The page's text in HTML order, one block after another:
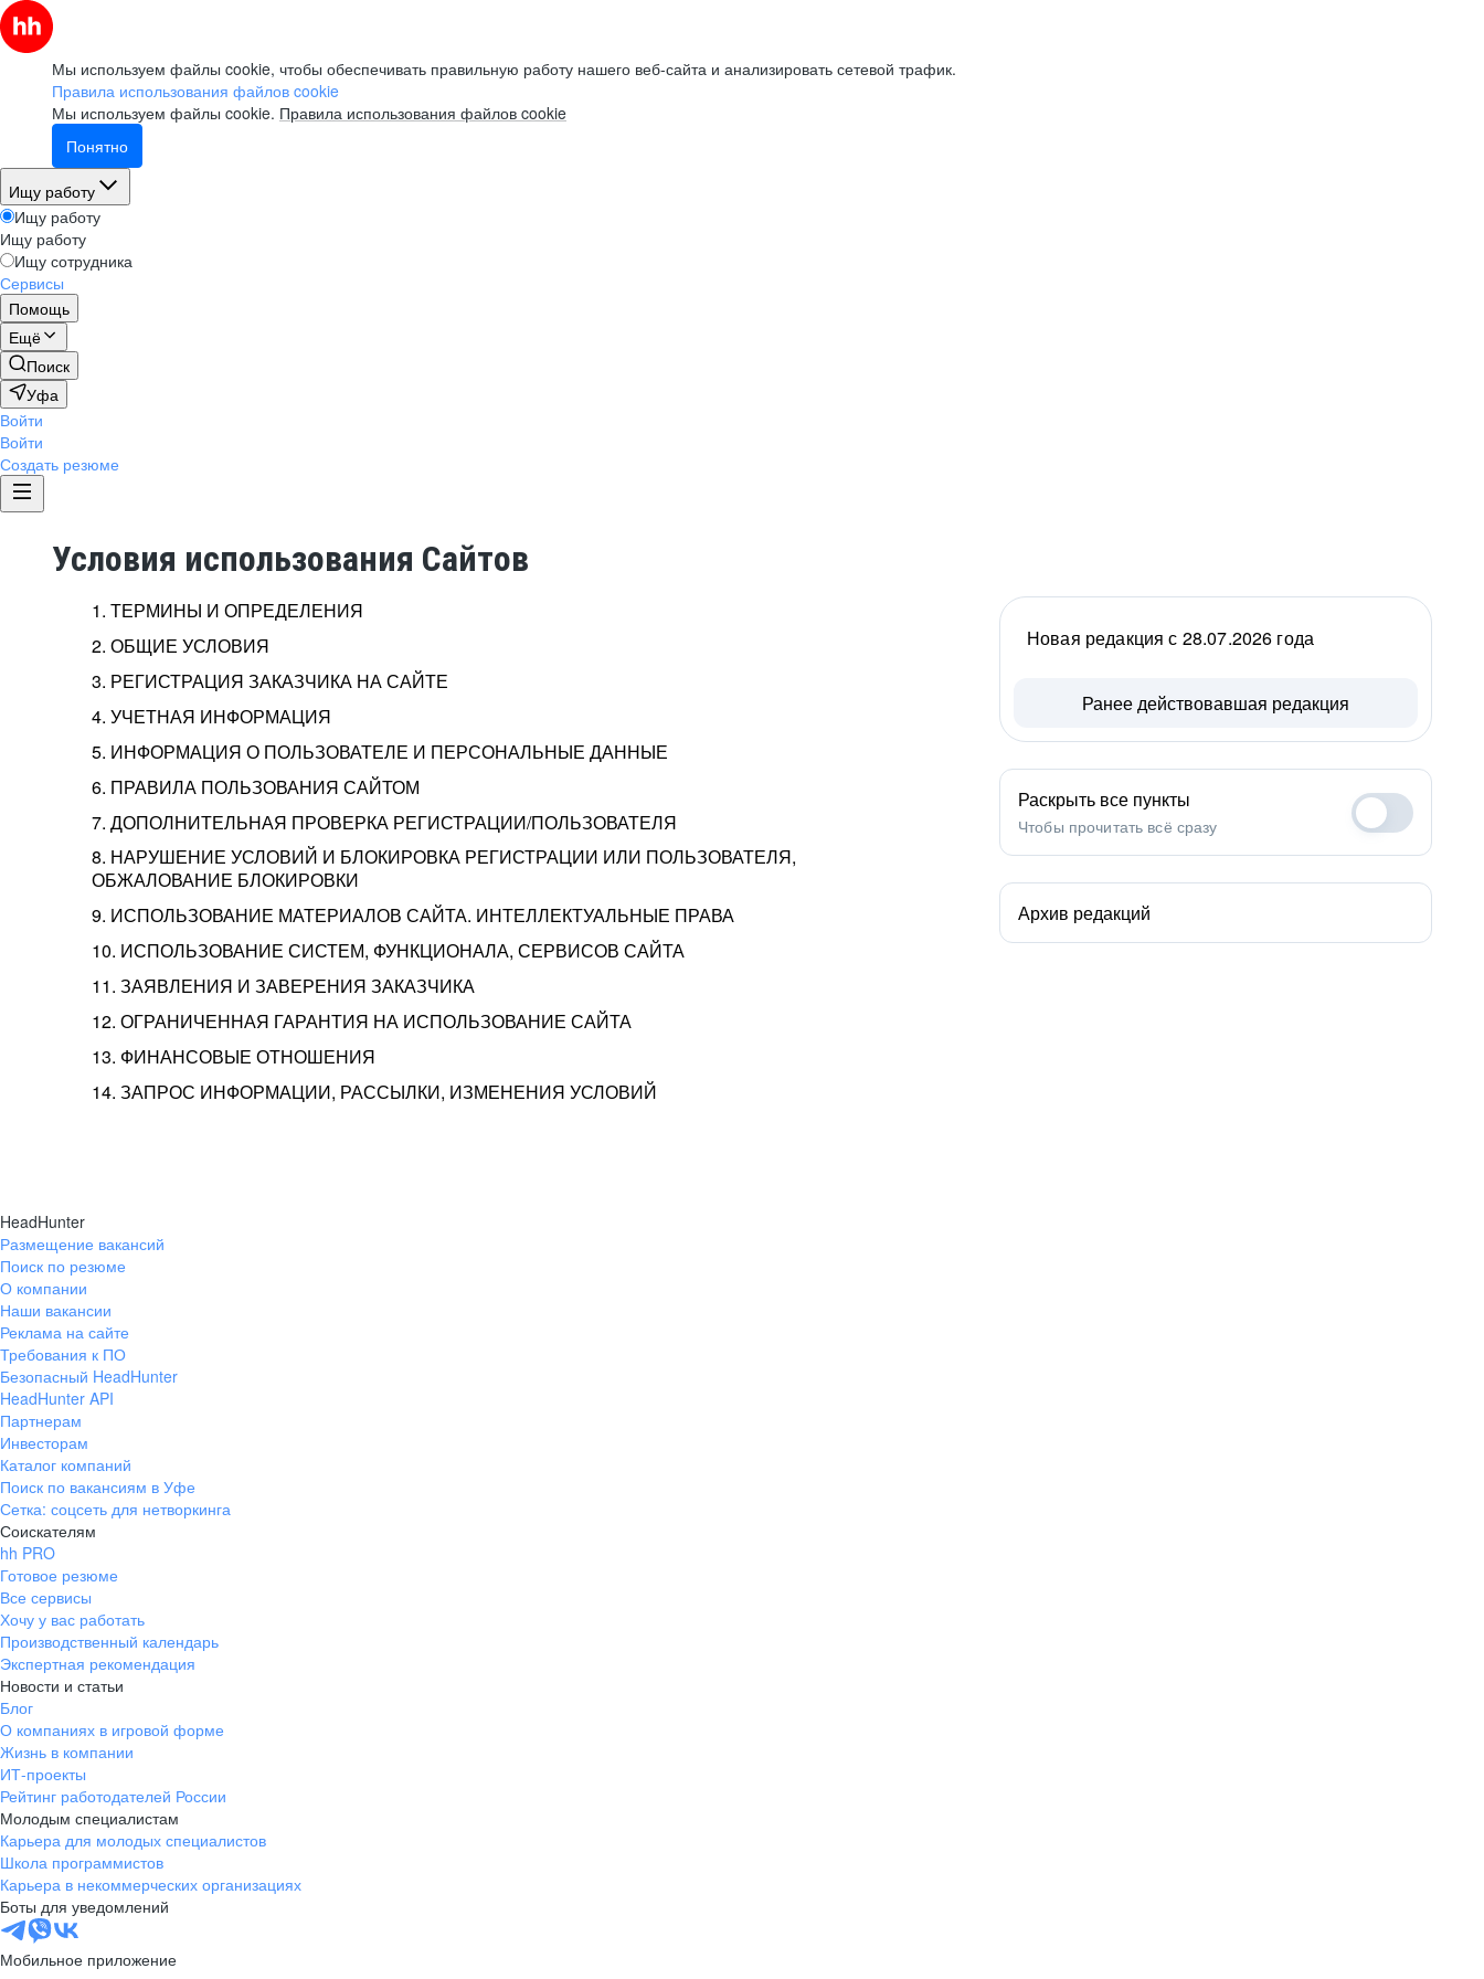
Мы используем файлы cookie, чтобы обеспечивать правильную работу нашего веб-сайта и анализировать сетевой трафик.
Правила использования файлов cookie
Мы используем файлы cookie. Правила использования файлов cookie
Понятно
Ищу работу
Ищу работу
Ищу работу
Ищу сотрудника
Сервисы
Помощь
Ещё
Поиск
Уфа
Войти
Войти
Создать резюме
Условия использования Сайтов
1. ТЕРМИНЫ И ОПРЕДЕЛЕНИЯ
2. ОБЩИЕ УСЛОВИЯ
3. РЕГИСТРАЦИЯ ЗАКАЗЧИКА НА САЙТЕ
4. УЧЕТНАЯ ИНФОРМАЦИЯ
5. ИНФОРМАЦИЯ О ПОЛЬЗОВАТЕЛЕ И ПЕРСОНАЛЬНЫЕ ДАННЫЕ
6. ПРАВИЛА ПОЛЬЗОВАНИЯ САЙТОМ
7. ДОПОЛНИТЕЛЬНАЯ ПРОВЕРКА РЕГИСТРАЦИИ/ПОЛЬЗОВАТЕЛЯ
8. НАРУШЕНИЕ УСЛОВИЙ И БЛОКИРОВКА РЕГИСТРАЦИИ ИЛИ ПОЛЬЗОВАТЕЛЯ,
ОБЖАЛОВАНИЕ БЛОКИРОВКИ
9. ИСПОЛЬЗОВАНИЕ МАТЕРИАЛОВ САЙТА. ИНТЕЛЛЕКТУАЛЬНЫЕ ПРАВА
10. ИСПОЛЬЗОВАНИЕ СИСТЕМ, ФУНКЦИОНАЛА, СЕРВИСОВ САЙТА
11. ЗАЯВЛЕНИЯ И ЗАВЕРЕНИЯ ЗАКАЗЧИКА
12. ОГРАНИЧЕННАЯ ГАРАНТИЯ НА ИСПОЛЬЗОВАНИЕ САЙТА
13. ФИНАНСОВЫЕ ОТНОШЕНИЯ
14. ЗАПРОС ИНФОРМАЦИИ, РАССЫЛКИ, ИЗМЕНЕНИЯ УСЛОВИЙ
Новая редакция с 28.07.2026 года
Ранее действовавшая редакция
Раскрыть все пункты
Чтобы прочитать всё сразу
Архив редакций
HeadHunter
Размещение вакансий
Поиск по резюме
О компании
Наши вакансии
Реклама на сайте
Требования к ПО
Безопасный HeadHunter
HeadHunter API
Партнерам
Инвесторам
Каталог компаний
Поиск по вакансиям в Уфе
Сетка: соцсеть для нетворкинга
Соискателям
hh PRO
Готовое резюме
Все сервисы
Хочу у вас работать
Производственный календарь
Экспертная рекомендация
Новости и статьи
Блог
О компаниях в игровой форме
Жизнь в компании
ИТ-проекты
Рейтинг работодателей России
Молодым специалистам
Карьера для молодых специалистов
Школа программистов
Карьера в некоммерческих организациях
Боты для уведомлений
Мобильное приложение